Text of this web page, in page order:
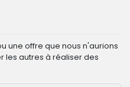
une offre que nous n'aurions
les autres à réaliser des